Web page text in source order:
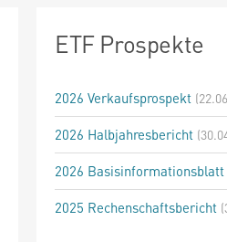
ETF Prospekte
2026 Verkaufsprospekt
2026 Halbjahresbericht
2026 Basisinformationsblatt
2025 Rechenschaftsbericht